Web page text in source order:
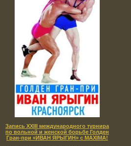
Запись XXIII международного турнира
по вольной и женской борьбе Голден
Гран-при «ИВАН ЯРЫГИН» с MAXIMA!